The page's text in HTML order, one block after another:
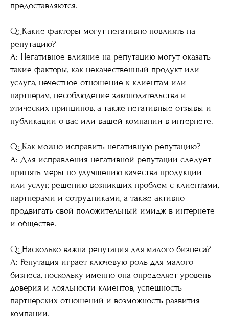
предоставляются.
Q: Какие факторы могут негативно повлиять на
репутацию?
A: Негативное влияние на репутацию могут оказать
такие факторы, как некачественный продукт или
услуга, нечестное отношение к клиентам или
партнерам, несоблюдение законодательства и
этических принципов, а также негативные отзывы и
публикации о вас или вашей компании в интернете.
Q: Как можно исправить негативную репутацию?
A: Для исправления негативной репутации следует
принять меры по улучшению качества продукции
или услуг, решению возникших проблем с клиентами,
партнерами и сотрудниками, а также активно
продвигать свой положительный имидж в интернете
и обществе.
Q: Насколько важна репутация для малого бизнеса?
A: Репутация играет ключевую роль для малого
бизнеса, поскольку именно она определяет уровень
доверия и лояльности клиентов, успешность
партнерских отношений и возможность развития
компании.